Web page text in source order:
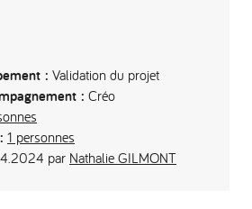
: Validation du projet
: Créo
1 personnes
par Nathalie GILMONT